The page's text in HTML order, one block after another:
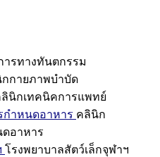
ารทางทันตกรรม
กายภาพบำบัด
นิกเทคนิคการแพทย์
ำหนดอาหาร คลินิก
อาหาร
โรงพยาบาลสัตว์เล็กจุฬาฯ